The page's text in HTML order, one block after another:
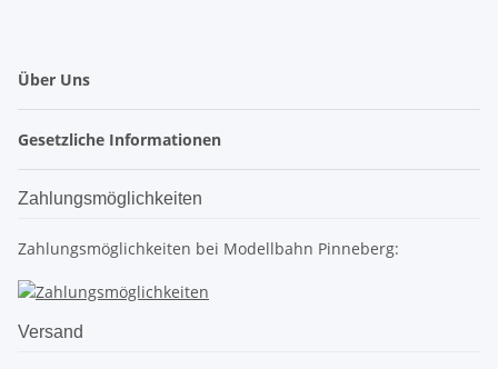
Über Uns
Gesetzliche Informationen
Zahlungsmöglichkeiten
Zahlungsmöglichkeiten bei Modellbahn Pinneberg:
Versand